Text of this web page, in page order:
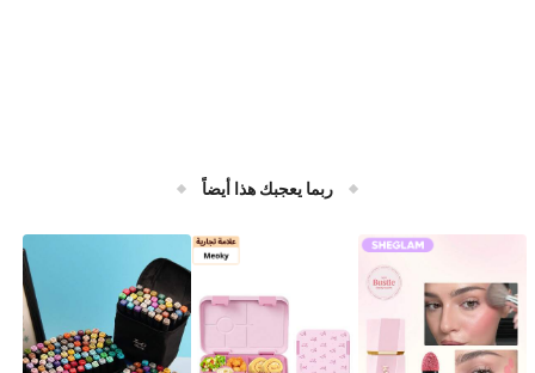
ربما يعجبك هذا أيضاً